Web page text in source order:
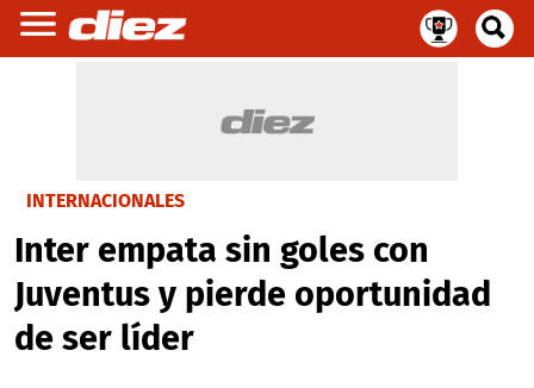
INTERNACIONALES
Inter empata sin goles con
Juventus y pierde oportunidad
de ser líder